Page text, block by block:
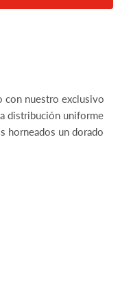
con nuestro exclusivo
distribución uniforme
horneados un dorado